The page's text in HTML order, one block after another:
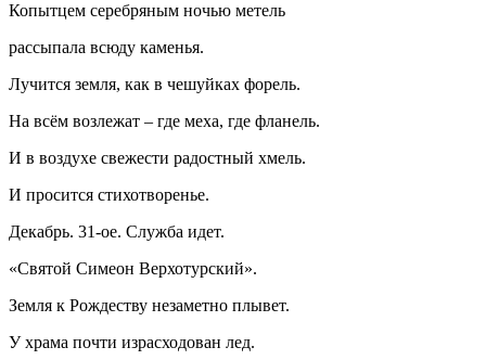
Копытцем серебряным ночью метель
рассыпала всюду каменья.
Лучится земля, как в чешуйках форель.
На всём возлежат – где меха, где фланель.
И в воздухе свежести радостный хмель.
И просится стихотворенье.
Декабрь. 31-ое. Служба идет.
«Святой Симеон Верхотурский».
Земля к Рождеству незаметно плывет.
У храма почти израсходован лед.